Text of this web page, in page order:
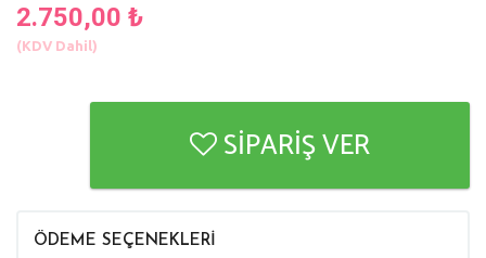
2.750,00 ₺
(KDV Dahil)
SİPARİŞ VER
ÖDEME SEÇENEKLERİ